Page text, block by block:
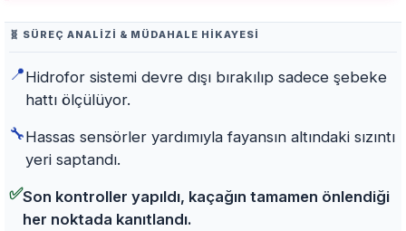
🧬 SÜREÇ ANALIZI & MÜDAHALE HIKAYESI
📍Hidrofor sistemi devre dışı bırakılıp sadece şebeke
hattı ölçülüyor.
🔧Hassas sensörler yardımıyla fayansın altındaki sızıntı
yeri saptandı.
✅Son kontroller yapıldı, kaçağın tamamen önlendiği
her noktada kanıtlandı.